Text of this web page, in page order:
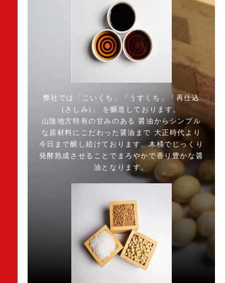
弊社では「こいくち」「うすくち」「再仕込
(さしみ)」 を醸造しております。
山陰地方特有の甘みのある 醤油からシンプル
な原材料にこだわった醤油まで 大正時代より
今日まで醸し続けております。木桶でじっくり
発酵熟成させることでまろやかで香り豊かな醤
油となります。